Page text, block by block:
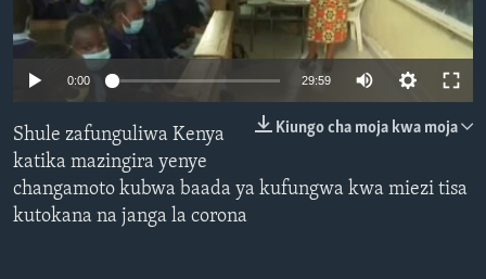
0:00 29:59
Kiungo cha moja kwa moja
Shule zafunguliwa Kenya
katika mazingira yenye
changamoto kubwa baada ya kufungwa kwa miezi tisa
kutokana na janga la corona